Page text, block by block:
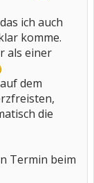
ich auch
komme.
als einer
dem
die
Termin beim